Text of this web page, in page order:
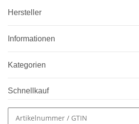
Hersteller
Informationen
Kategorien
Schnellkauf